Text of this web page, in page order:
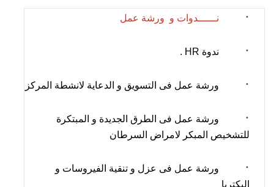
· نــــــدوات و ورشة عمل
· ندوة HR
.
· ورشة عمل فى التسويق و الدعاية لانشطة المركز
·
ورشة عمل فى الطرق الجديدة و المبتكرة
للتشخيص المبكر لامراض السرطان
·
ورشة عمل فى عزل و تنقية الفيروسات و
البكتريا